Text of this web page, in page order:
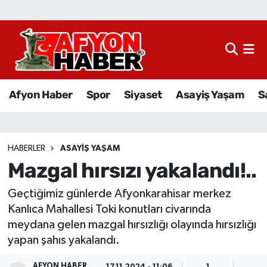
Afyon Haber Spor Siyaset Asayiş Yaşam
HABERLER ASAYIŞ YAŞAM
Mazgal hırsızı yakalandı!..
Geçtiğimiz günlerde Afyonkarahisar merkez
Kanlıca Mahallesi Toki konutları civarında
meydana gelen mazgal hırsızlığı olayında hırsızlığı
yapan şahıs yakalandı.
Afyon Haber
Sağlık
Eğitim
Sivil Toplum